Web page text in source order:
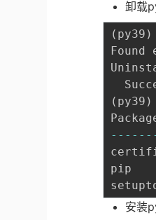
卸载
( py39 )
( py39 )
-- -- --
安装